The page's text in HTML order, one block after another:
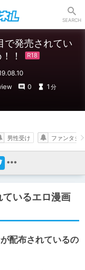
SEARCH
で発売されてい
！
0 1 分
男性受け ファンタジ
いるエロ漫画
配布されているの